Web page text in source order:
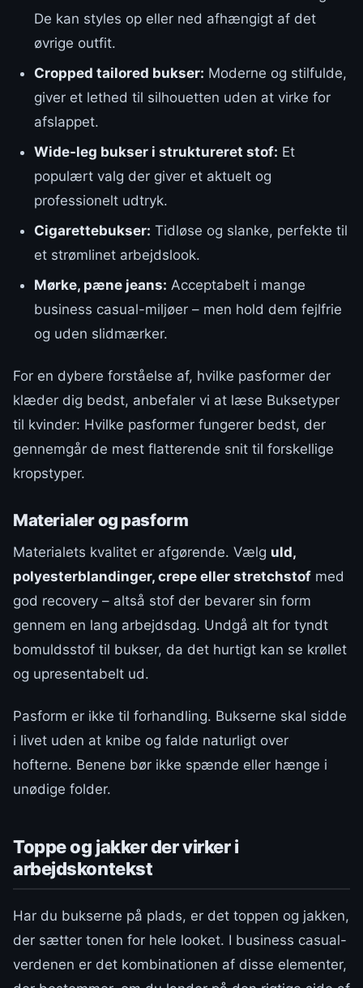
De kan styles op eller ned afhængigt af det
øvrige outfit.
Cropped tailored bukser: Moderne og stilfulde,
giver et lethed til silhouetten uden at virke for
afslappet.
Wide-leg bukser i struktureret stof: Et
populært valg der giver et aktuelt og
professionelt udtryk.
Cigarettebukser: Tidløse og slanke, perfekte til
et strømlinet arbejdslook.
Mørke, pæne jeans: Acceptabelt i mange
business casual-miljøer – men hold dem fejlfrie
og uden slidmærker.
For en dybere forståelse af, hvilke pasformer der
klæder dig bedst, anbefaler vi at læse Buksetyper
til kvinder: Hvilke pasformer fungerer bedst, der
gennemgår de mest flatterende snit til forskellige
kropstyper.
Materialer og pasform
Materialets kvalitet er afgørende. Vælg uld,
polyesterblandinger, crepe eller stretchstof med
god recovery – altså stof der bevarer sin form
gennem en lang arbejdsdag. Undgå alt for tyndt
bomuldsstof til bukser, da det hurtigt kan se krøllet
og upresentabelt ud.
Pasform er ikke til forhandling. Bukserne skal sidde
i livet uden at knibe og falde naturligt over
hofterne. Benene bør ikke spænde eller hænge i
unødige folder.
Toppe og jakker der virker i
arbejdskontekst
Har du bukserne på plads, er det toppen og jakken,
der sætter tonen for hele looket. I business casual-
verdenen er det kombinationen af disse elementer,